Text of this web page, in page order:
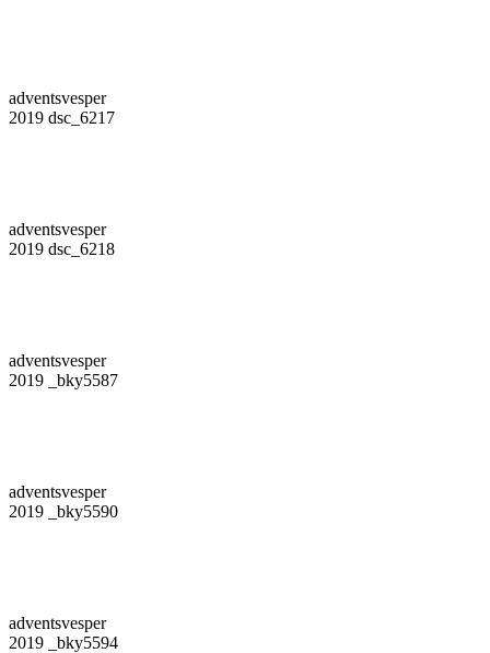
adventsvesper
2019 dsc_6217
adventsvesper
2019 dsc_6218
adventsvesper
2019 _bky5587
adventsvesper
2019 _bky5590
adventsvesper
2019 _bky5594